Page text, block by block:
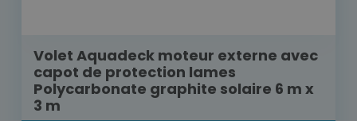
Volet Aquadeck moteur externe avec
capot de protection lames
Polycarbonate graphite solaire 6 m x
3 m